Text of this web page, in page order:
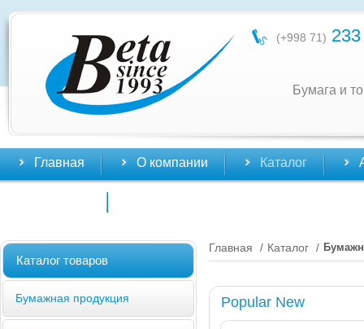
(+998 71)
Бумага и
Главная О компании Каталог
Каталог товаров
Бумажная продукция
Главная / Каталог /
Popular New